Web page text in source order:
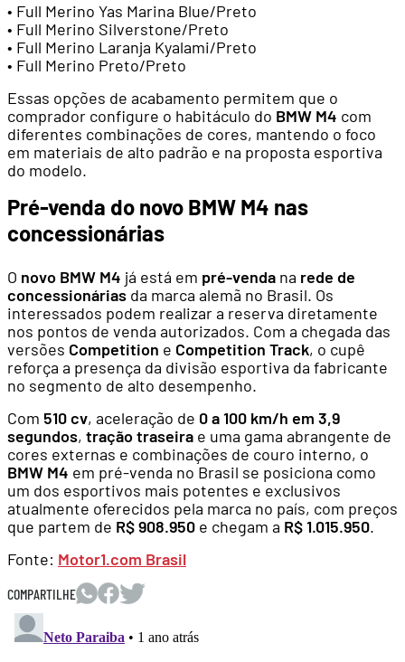
• Full Merino Yas Marina Blue/Preto
• Full Merino Silverstone/Preto
• Full Merino Laranja Kyalami/Preto
• Full Merino Preto/Preto
Essas opções de acabamento permitem que o
comprador configure o habitáculo do BMW M4 com
diferentes combinações de cores, mantendo o foco
em materiais de alto padrão e na proposta esportiva
do modelo.
Pré-venda do novo BMW M4 nas
concessionárias
O novo BMW M4 já está em pré-venda na rede de
concessionárias da marca alemã no Brasil. Os
interessados podem realizar a reserva diretamente
nos pontos de venda autorizados. Com a chegada das
versões Competition e Competition Track, o cupê
reforça a presença da divisão esportiva da fabricante
no segmento de alto desempenho.
Com 510 cv, aceleração de 0 a 100 km/h em 3,9
segundos, tração traseira e uma gama abrangente de
cores externas e combinações de couro interno, o
BMW M4 em pré-venda no Brasil se posiciona como
um dos esportivos mais potentes e exclusivos
atualmente oferecidos pela marca no país, com preços
que partem de R$ 908.950 e chegam a R$ 1.015.950.
Fonte: Motor1.com Brasil
COMPARTILHE